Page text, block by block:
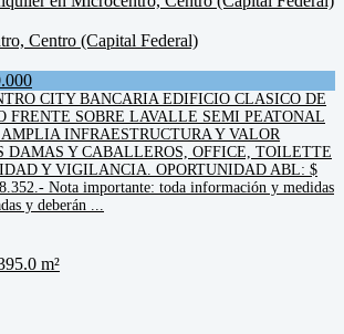
Centro (Capital Federal)
CITY BANCARIA EDIFICIO CLASICO DE
FRENTE SOBRE LAVALLE SEMI PEATONAL
INFRAESTRUCTURA Y VALOR
DAMAS Y CABALLEROS, OFFICE, TOILETTE
Y VIGILANCIA. OPORTUNIDAD ABL: $
Nota importante: toda información y medidas
y deberán ...
m²